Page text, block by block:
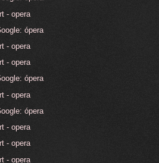
- opera
ópera
- opera
- opera
ópera
- opera
ópera
- opera
- opera
- opera